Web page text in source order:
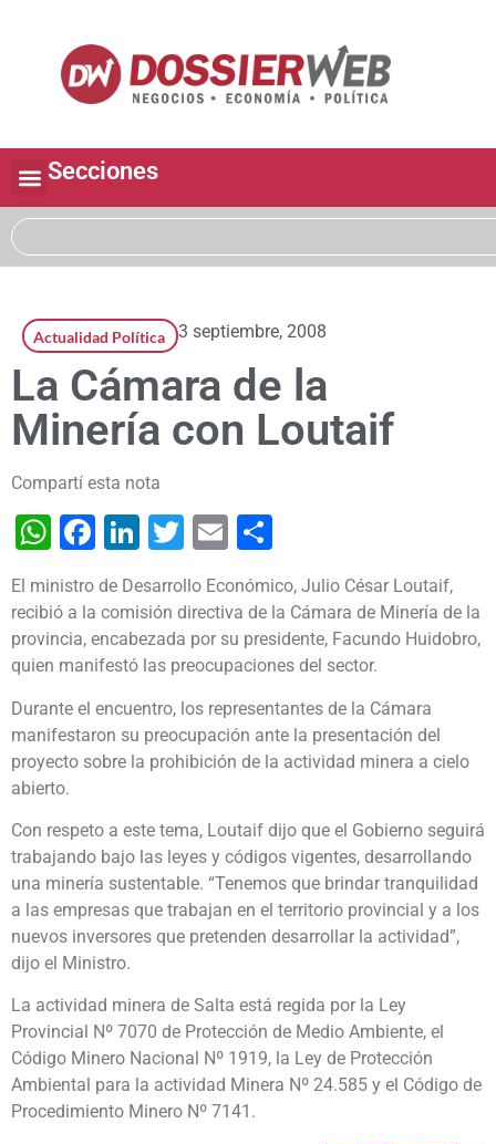
Secciones
Actualidad Política 3 septiembre, 2008
La Cámara de la
Minería con Loutaif
Compartí esta nota
WhatsApp
Facebook
LinkedIn
Twitter
Email
El ministro de Desarrollo Económico, Julio César Loutaif,
recibió a la comisión directiva de la Cámara de Minería de la
provincia, encabezada por su presidente, Facundo Huidobro,
quien manifestó las preocupaciones del sector.
Durante el encuentro, los representantes de la Cámara
manifestaron su preocupación ante la presentación del
proyecto sobre la prohibición de la actividad minera a cielo
abierto.
Con respeto a este tema, Loutaif dijo que el Gobierno seguirá
trabajando bajo las leyes y códigos vigentes, desarrollando
una minería sustentable. “Tenemos que brindar tranquilidad
a las empresas que trabajan en el territorio provincial y a los
nuevos inversores que pretenden desarrollar la actividad”,
dijo el Ministro.
La actividad minera de Salta está regida por la Ley
Provincial Nº 7070 de Protección de Medio Ambiente, el
Código Minero Nacional Nº 1919, la Ley de Protección
Ambiental para la actividad Minera Nº 24.585 y el Código de
Procedimiento Minero Nº 7141.